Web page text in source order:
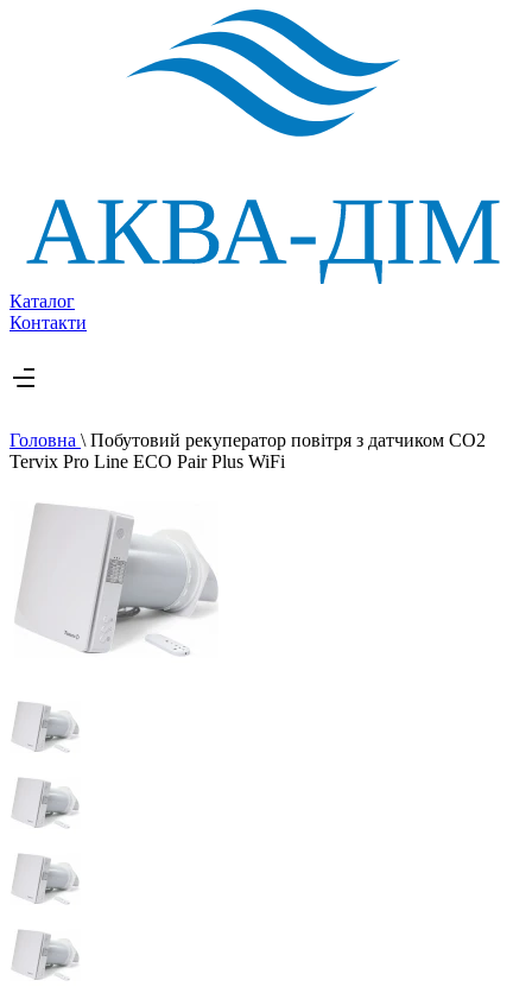
Каталог
Контакти
Головна \ Побутовий рекуператор повітря з датчиком СО2
Tervix Pro Line ECO Pair Plus WiFi